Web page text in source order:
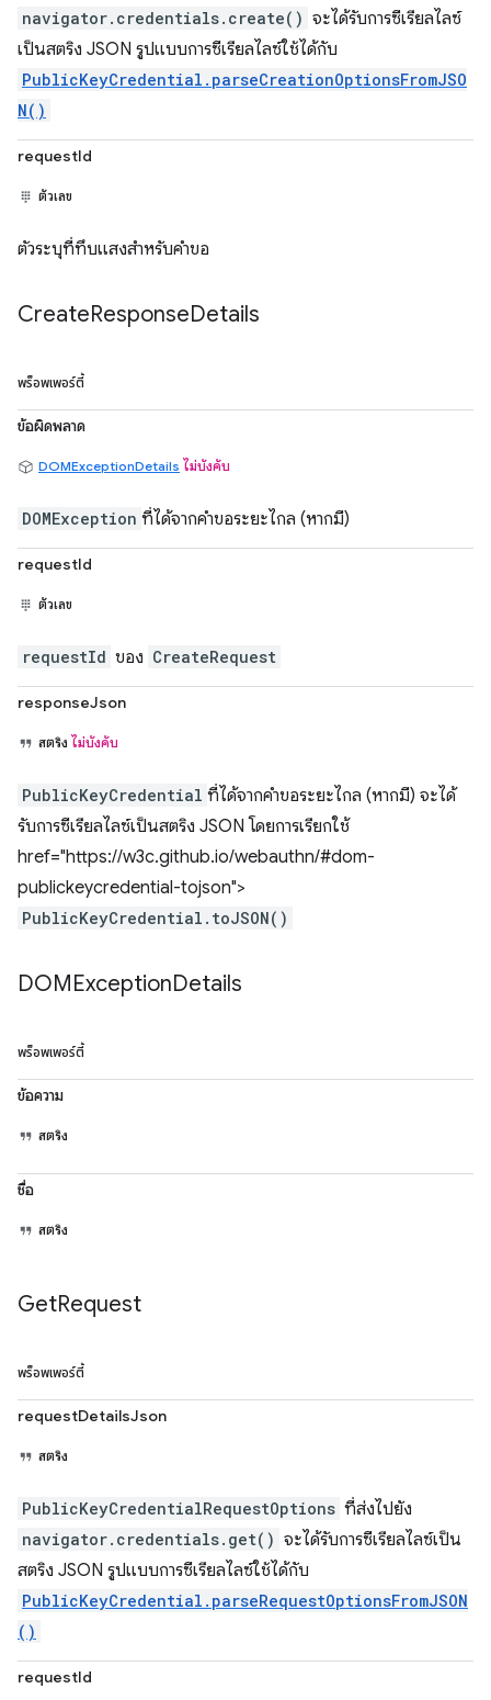
navigator.credentials.create() จะได้รับการซีเรียลไลซ์
เป็นสตริง JSON รูปแบบการซีเรียลไลซ์ใช้ได้กับ
PublicKeyCredential.parseCreationOptionsFromJSO
N()
requestId
ตัวเลข
ตัวระบุที่ทึบแสงสำหรับคำขอ
CreateResponseDetails
พร็อพเพอร์ตี้
ข้อผิดพลาด
DOMExceptionDetails ไม่บังคับ
DOMException ที่ได้จากคำขอระยะไกล (หากมี)
requestId
ตัวเลข
requestId ของ CreateRequest
responseJson
สตริง ไม่บังคับ
PublicKeyCredential ที่ได้จากคำขอระยะไกล (หากมี) จะได้
รับการซีเรียลไลซ์เป็นสตริง JSON โดยการเรียกใช้
href="https://w3c.github.io/webauthn/#dom-
publickeycredential-tojson">
PublicKeyCredential.toJSON()
DOMExceptionDetails
พร็อพเพอร์ตี้
ข้อความ
สตริง
ชื่อ
สตริง
GetRequest
พร็อพเพอร์ตี้
requestDetailsJson
สตริง
PublicKeyCredentialRequestOptions ที่ส่งไปยัง
navigator.credentials.get() จะได้รับการซีเรียลไลซ์เป็น
สตริง JSON รูปแบบการซีเรียลไลซ์ใช้ได้กับ
PublicKeyCredential.parseRequestOptionsFromJSON
()
requestId